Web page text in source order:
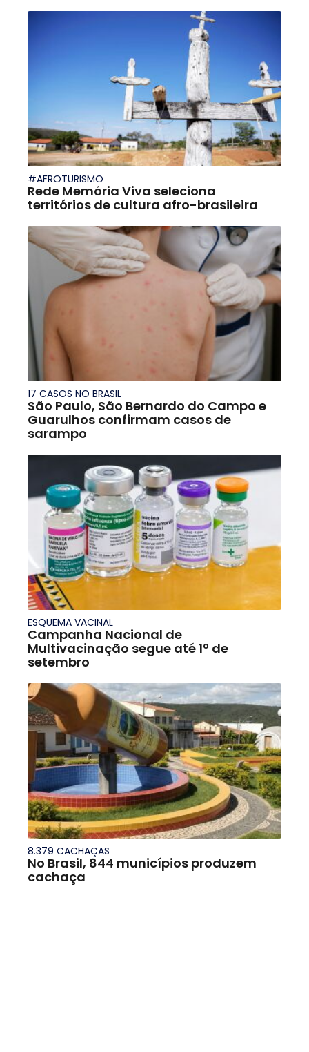
#AFROTURISMO
Rede Memória Viva seleciona
territórios de cultura afro-brasileira
17 CASOS NO BRASIL
São Paulo, São Bernardo do Campo e
Guarulhos confirmam casos de
sarampo
ESQUEMA VACINAL
Campanha Nacional de
Multivacinação segue até 1º de
setembro
8.379 CACHAÇAS
No Brasil, 844 municípios produzem
cachaça